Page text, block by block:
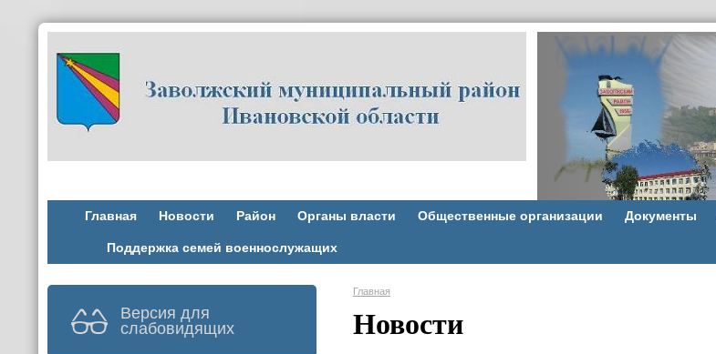
Главная Новости Район Органы власти Общественные организации Документы
Поддержка семей военнослужащих
Версия для
слабовидящих
Главная
Новости